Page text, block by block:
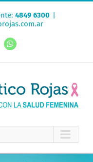
4849 6300 |
WhatsApp